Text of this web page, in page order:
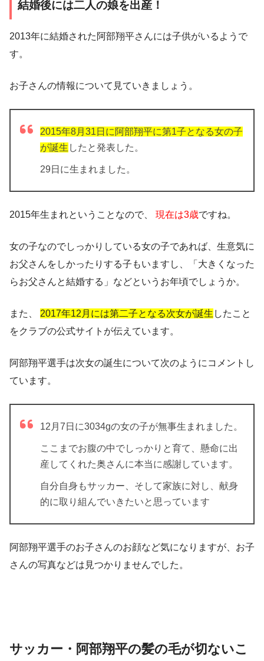
結婚後には二人の娘を出産！
2013年に結婚された阿部翔平さんには子供がいるようで
す。
お子さんの情報について見ていきましょう。
2015年8月31日に阿部翔平に第1子となる女の子
が誕生 したと発表した。
29日に生まれました。
2015年生まれということなので、 現在は3歳ですね。
女の子なのでしっかりしている女の子であれば、生意気に
お父さんをしかったりする子もいますし、「大きくなった
らお父さんと結婚する」などというお年頃でしょうか。
また、 2017年12月には第二子となる次女が誕生 したこと
をクラブの公式サイトが伝えています。
阿部翔平選手は次女の誕生について次のようにコメントし
ています。
12月7日に3034gの女の子が無事生まれました。
ここまでお腹の中でしっかりと育て、懸命に出
産してくれた奥さんに本当に感謝しています。
自分自身もサッカー、そして家族に対し、献身
的に取り組んでいきたいと思っています
阿部翔平選手のお子さんのお顔など気になりますが、お子
さんの写真などは見つかりませんでした。
サッカー・阿部翔平の髪の毛が切ないこ